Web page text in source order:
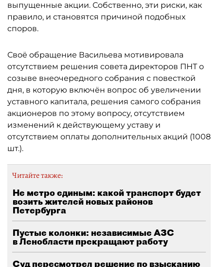
выпущенные акции. Собственно, эти риски, как
правило, и становятся причиной подобных
споров.
Своё обращение Васильева мотивировала
отсутствием решения совета директоров ПНТ о
созыве внеочередного собрания с повесткой
дня, в которую включён вопрос об увеличении
уставного капитала, решения самого собрания
акционеров по этому вопросу, отсутствием
изменений к действующему уставу и
отсутствием оплаты дополнительных акций (1008
шт.).
Читайте также:
Не метро единым: какой транспорт будет
возить жителей новых районов
Петербурга
Пустые колонки: независимые АЗС
в Ленобласти прекращают работу
Суд пересмотрел решение по взысканию